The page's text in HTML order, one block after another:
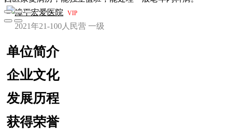
漳平宏爱医院
VIP
2021年21-100人 民营 一级
单位简介
企业文化
发展历程
获得荣誉